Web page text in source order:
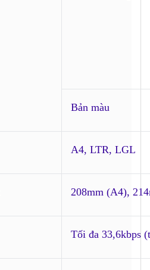
Bản màu
A4, LTR, LGL
208mm (A4),
Tối đa 33,6kbps